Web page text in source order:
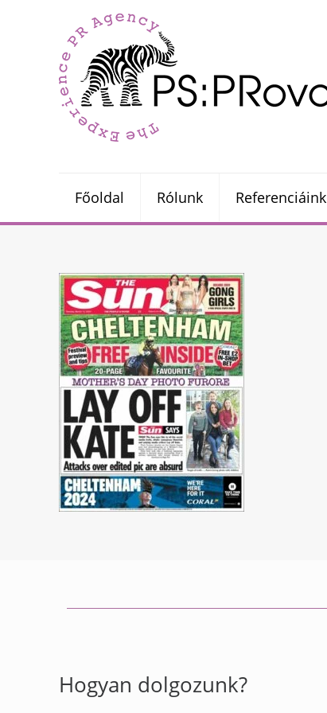
Főoldal Rólunk Referenciáink
Hogyan dolgozunk?